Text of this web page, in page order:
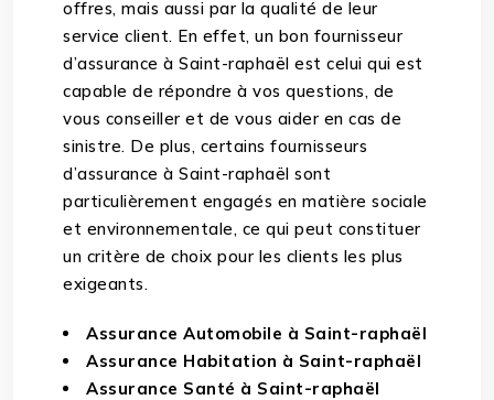
offres, mais aussi par la qualité de leur
service client. En effet, un bon fournisseur
d’assurance à Saint-raphaël est celui qui est
capable de répondre à vos questions, de
vous conseiller et de vous aider en cas de
sinistre. De plus, certains fournisseurs
d’assurance à Saint-raphaël sont
particulièrement engagés en matière sociale
et environnementale, ce qui peut constituer
un critère de choix pour les clients les plus
exigeants.
Assurance Automobile à Saint-raphaël
Assurance Habitation à Saint-raphaël
Assurance Santé à Saint-raphaël